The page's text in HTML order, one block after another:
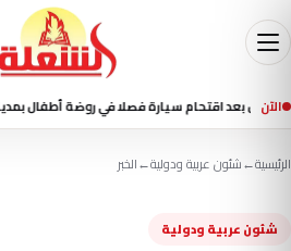
الآن
الرئيسية←شئون عربية ودولية←الخبر
شئون عربية ودولية